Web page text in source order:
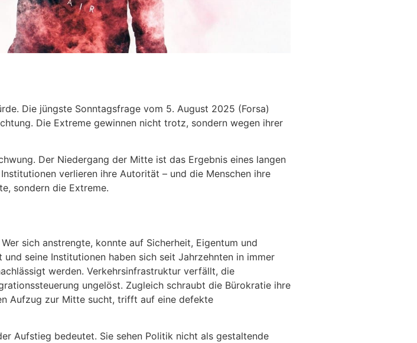
Die jüngste Sonntagsfrage vom 5. August 2025 (Forsa)
Die Extreme gewinnen nicht trotz, sondern wegen ihrer
Der Niedergang der Mitte ist das Ergebnis eines langen
verlieren ihre Autorität – und die Menschen ihre
sondern die Extreme.
sich anstrengte, konnte auf Sicherheit, Eigentum und
seine Institutionen haben sich seit Jahrzehnten in immer
werden. Verkehrsinfrastruktur verfällt, die
ungelöst. Zugleich schraubt die Bürokratie ihre
Aufzug zur Mitte sucht, trifft auf eine defekte
Aufstieg bedeutet. Sie sehen Politik nicht als gestaltende